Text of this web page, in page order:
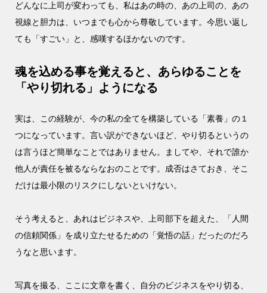
どんなに上司が変わっても、私はあの時の、あの上司の、あの
視線と胆力は、いつまでも心から尊敬しています。今思い返し
ても「すごい」と、感嘆するほかないのです。
魂を込める事を覚えると、あらゆることを
「やり切れる」ようになる
実は、この経験が、今の私の全てを構築している「素養」の１
つになっています。言い訳ができないほど、やり切るというの
は言うほど簡単なことではありません。ましてや、それで誰か
他人が責任を被るならなおのことです。成否はさておき、そこ
だけは最小限のリスクにしないといけない。
そう考えると、あれはビジネスや、上司部下を超えた、「人間
の信頼関係」を成り立たせるための「覚悟の話」だったのだろ
うなと思います。
写真を撮る、ここに文章を書く、自分のビジネスをやり切る、